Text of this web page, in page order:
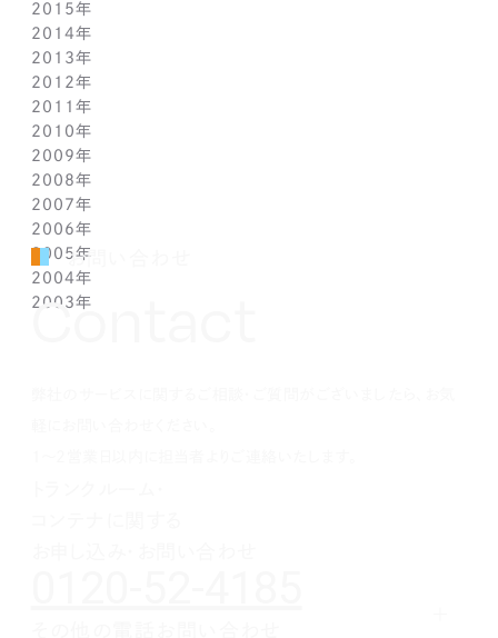
3月(1)
2月(1)
1月(2)
3月(1)
2月(1)
1月(2)
4月(1)
3月(1)
2月(1)
1月(2)
5月(1)
4月(1)
3月(2)
1月(2)
6月(1)
5月(1)
4月(1)
3月(1)
2月(1)
1月(2)
5月(2)
4月(3)
3月(2)
2月(1)
7月(1)
6月(2)
4月(1)
3月(1)
2月(1)
1月(1)
10月(1)
9月(2)
8月(1)
7月(1)
5月(1)
4月(1)
3月(1)
2月(1)
1月(1)
11月(1)
10月(1)
9月(1)
8月(1)
7月(1)
6月(1)
5月(1)
4月(1)
3月(1)
2月(1)
1月(1)
12月(1)
11月(1)
10月(1)
9月(1)
8月(1)
7月(1)
6月(1)
5月(1)
4月(1)
3月(1)
2月(1)
1月(1)
2015年
12月(1)
11月(1)
10月(1)
9月(1)
8月(1)
7月(1)
6月(1)
5月(1)
4月(1)
3月(1)
2月(1)
1月(1)
2014年
12月(1)
11月(1)
10月(1)
9月(1)
8月(1)
7月(1)
6月(1)
5月(1)
4月(1)
3月(1)
2月(1)
2013年
12月(1)
11月(1)
10月(1)
9月(1)
8月(1)
7月(1)
6月(1)
5月(1)
4月(1)
3月(1)
2012年
12月(1)
11月(1)
10月(1)
9月(1)
8月(1)
7月(1)
6月(1)
5月(1)
4月(1)
2011年
12月(1)
11月(1)
10月(1)
9月(1)
8月(1)
7月(1)
6月(1)
5月(1)
2010年
12月(1)
11月(1)
10月(1)
9月(1)
8月(1)
7月(1)
6月(1)
2009年
12月(1)
11月(1)
10月(1)
9月(1)
8月(1)
7月(1)
2008年
12月(1)
11月(1)
10月(1)
9月(1)
8月(1)
2007年
12月(1)
11月(1)
10月(1)
9月(1)
2006年
12月(1)
11月(1)
10月(1)
2005年
12月(1)
11月(1)
2004年
12月(1)
2003年
お問い合わせ
Contact